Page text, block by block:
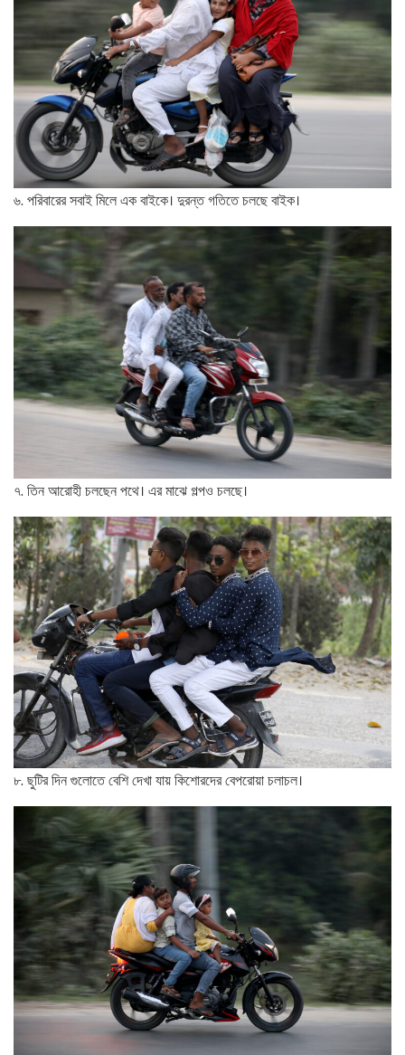
৬. পরিবারের সবাই মিলে এক বাইকে। দুরন্ত গতিতে চলছে বাইক।
৭. তিন আরোহী চলছেন পথে। এর মাঝে গল্পও চলছে।
৮. ছুটির দিন গুলোতে বেশি দেখা যায় কিশোরদের বেপরোয়া চলাচল।